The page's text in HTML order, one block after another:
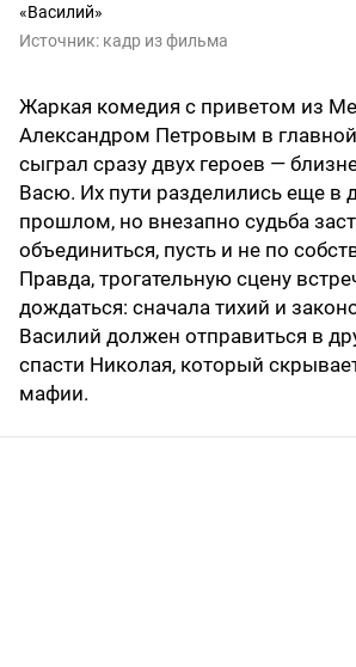
«Василий»
Источник: кадр из фильма
Жаркая комедия с приветом из
Александром Петровым в
сыграл сразу двух героев —
Васю. Их пути разделились еще в
прошлом, но внезапно судьба
объединиться, пусть и не по
Правда, трогательную сцену
дождаться: сначала тихий и
Василий должен отправиться в
спасти Николая, который
мафии.